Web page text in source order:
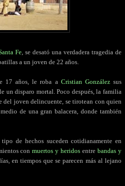
Fe, se desató una verdadera tragedia de
a un joven de 22 años.
17 años, le roba a Cristian Gonzálezsus
un disparo mortal. Poco después, la familia
del joven delincuente, se tirotean con quien
de una gran balacera, donde también
de hechos suceden cotidianamente en
conmuertos y heridos entrebandas y
en tiempos que se parecen más al lejano